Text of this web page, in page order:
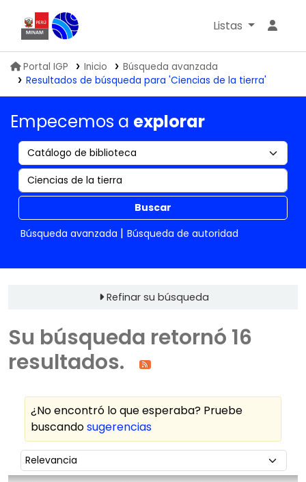
Biblioteca IGP
Listas
Portal IGP Inicio
Búsqueda avanzada
Resultados de búsqueda para 'Ciencias de la tierra'
Empecemos a explorar
Buscar
Búsqueda avanzada
Búsqueda de autoridad
Refinar su búsqueda
Su búsqueda retornó 16
resultados.
¿No encontró lo que esperaba? Pruebe
buscandosugerencias
Ordenar
Ordenar por: